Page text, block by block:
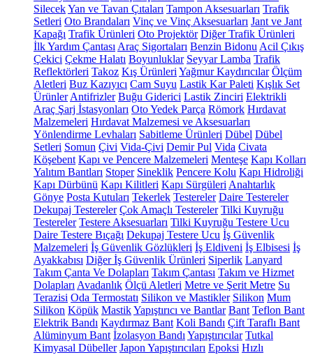
SilecekYan ve Tavan Çıtaları Tampon Aksesuarları Trafik
Setleri Oto Brandaları Vinç ve Vinç Aksesuarları Jant ve Jant
Kapağı Trafik Ürünleri Oto Projektör Diğer Trafik Ürünleri
İlk Yardım Çantası Araç Sigortaları Benzin Bidonu Acil Çıkış
Çekici Çekme Halatı Boyunluklar Seyyar Lamba Trafik
Reflektörleri Takoz Kış Ürünleri Yağmur Kaydırıcılar Ölçüm
Aletleri Buz Kazıyıcı Cam Suyu Lastik Kar Paleti Kışlık Set
Ürünler Antifrizler Buğu Giderici Lastik Zinciri Elektrikli
Araç Şarj İstasyonları Oto Yedek Parça Römork Hırdavat
Malzemeleri Hırdavat Malzemesi ve Aksesuarları
Yönlendirme Levhaları Sabitleme Ürünleri Dübel Dübel
Setleri Somun Çivi Vida-Çivi Demir Pul Vida Civata
Köşebent Kapı ve Pencere Malzemeleri Menteşe Kapı Kolları
Yalıtım Bantları Stoper Sineklik Pencere Kolu Kapı Hidroliği
Kapı Dürbünü Kapı Kilitleri Kapı Sürgüleri Anahtarlık
Gönye Posta Kutuları Tekerlek Testereler Daire Testereler
Dekupaj Testereler Çok Amaçlı Testereler Tilki Kuyruğu
Testereler Testere Aksesuarları Tilki Kuyruğu Testere Ucu
Daire Testere Bıçağı Dekupaj Testere Ucu İş Güvenlik
Malzemeleri İş Güvenlik Gözlükleri İş Eldiveni İş Elbisesi İş
Ayakkabısı Diğer İş Güvenlik Ürünleri Siperlik Lanyard
Takım Çanta Ve Dolapları Takım Çantası Takım ve Hizmet
Dolapları Avadanlık Ölçü Aletleri Metre ve Şerit Metre Su
Terazisi Oda Termostatı Silikon ve Mastikler Silikon Mum
Silikon Köpük MastikYapıştırıcı ve Bantlar Bant Teflon Bant
Elektrik Bandı Kaydırmaz Bant Koli Bandı Çift Taraflı Bant
Alüminyum Bant İzolasyon Bandı Yapıştırıcılar Tutkal
Kimyasal Dübeller Japon Yapıştırıcıları Epoksi Hızlı